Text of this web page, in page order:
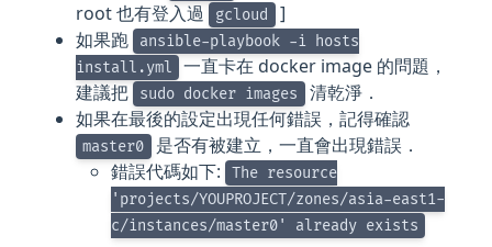
root 也有登入過
gcloud ]
如果跑
ansible-playbook -i hosts
install.yml
一直卡在 docker image 的問題，
建議把
sudo docker images 清乾淨．
如果在最後的設定出現任何錯誤，記得確認
master0 是否有被建立，一直會出現錯誤．
錯誤代碼如下:
The resource
'projects/YOUPROJECT/zones/asia-east1-
c/instances/master0' already exists